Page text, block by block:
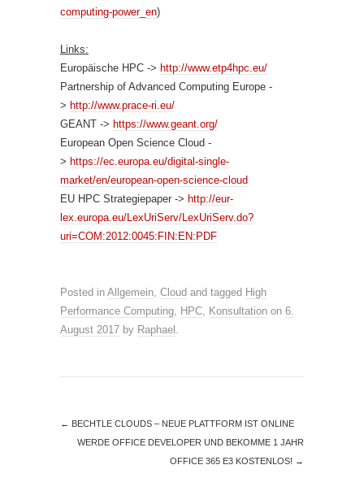
computing-power_en)
Links:
Europäische HPC -> http://www.etp4hpc.eu/
Partnership of Advanced Computing Europe -
> http://www.prace-ri.eu/
GEANT -> https://www.geant.org/
European Open Science Cloud -
> https://ec.europa.eu/digital-single-
market/en/european-open-science-cloud
EU HPC Strategiepaper -> http://eur-
lex.europa.eu/LexUriServ/LexUriServ.do?
uri=COM:2012:0045:FIN:EN:PDF
Posted in Allgemein, Cloud and tagged High
Performance Computing, HPC, Konsultation on 6.
August 2017 by Raphael .
← BECHTLE CLOUDS – NEUE PLATTFORM IST ONLINE
WERDE OFFICE DEVELOPER UND BEKOMME 1 JAHR
OFFICE 365 E3 KOSTENLOS! →